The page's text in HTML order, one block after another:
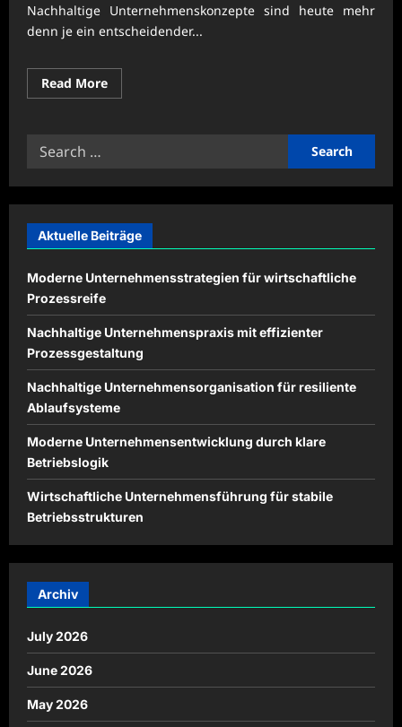
Nachhaltige Unternehmenskonzepte sind heute mehr
denn je ein entscheidender...
Read MoreRead
more
Search
Aktuelle Beiträge
Moderne Unternehmensstrategien für wirtschaftliche
Prozessreife
Nachhaltige Unternehmenspraxis mit effizienter
Prozessgestaltung
Nachhaltige Unternehmensorganisation für resiliente
Ablaufsysteme
Moderne Unternehmensentwicklung durch klare
Betriebslogik
Wirtschaftliche Unternehmensführung für stabile
Betriebsstrukturen
Archiv
July 2026
June 2026
May 2026